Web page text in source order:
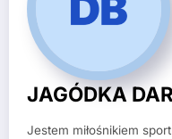
JAGÓDKA
Jestem miłośnikiem